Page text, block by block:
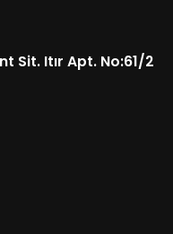
Sit. Itır Apt. No:61/2